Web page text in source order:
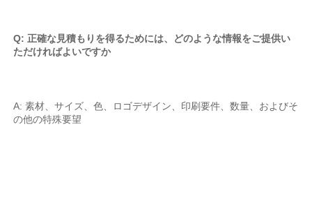
Q: 正確な見積もりを得るためには、どのような情報をご提供い
ただければよいですか
A: 素材、サイズ、色、ロゴデザイン、印刷要件、数量、およびそ
の他の特殊要望